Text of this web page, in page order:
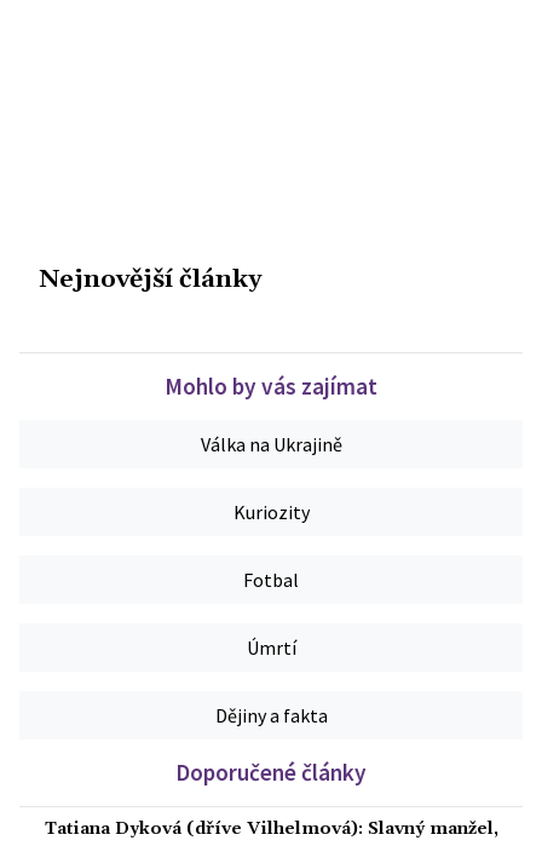
Nejnovější články
Mohlo by vás zajímat
Válka na Ukrajině
Kuriozity
Fotbal
Úmrtí
Dějiny a fakta
Doporučené články
Tatiana Dyková (dříve Vilhelmová): Slavný manžel,